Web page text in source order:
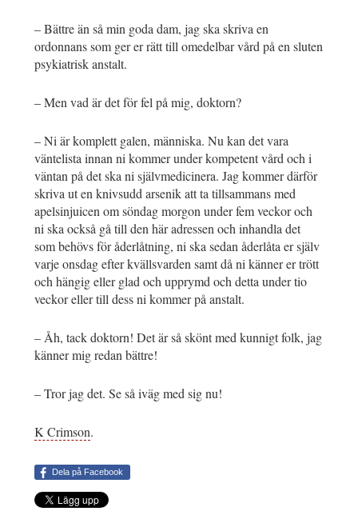
– Bättre än så min goda dam, jag ska skriva en
ordonnans som ger er rätt till omedelbar vård på en sluten
psykiatrisk anstalt.
– Men vad är det för fel på mig, doktorn?
– Ni är komplett galen, människa. Nu kan det vara
väntelista innan ni kommer under kompetent vård och i
väntan på det ska ni självmedicinera. Jag kommer därför
skriva ut en knivsudd arsenik att ta tillsammans med
apelsinjuicen om söndag morgon under fem veckor och
ni ska också gå till den här adressen och inhandla det
som behövs för åderlåtning, ni ska sedan åderlåta er själv
varje onsdag efter kvällsvarden samt då ni känner er trött
och hängig eller glad och upprymd och detta under tio
veckor eller till dess ni kommer på anstalt.
– Åh, tack doktorn! Det är så skönt med kunnigt folk, jag
känner mig redan bättre!
– Tror jag det. Se så iväg med sig nu!
K Crimson.
Dela på Facebook